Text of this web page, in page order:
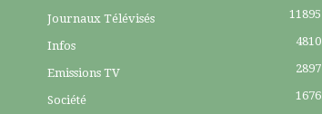
Journaux Télévisés 11895
Infos 4810
Emissions TV 2897
Société 1676